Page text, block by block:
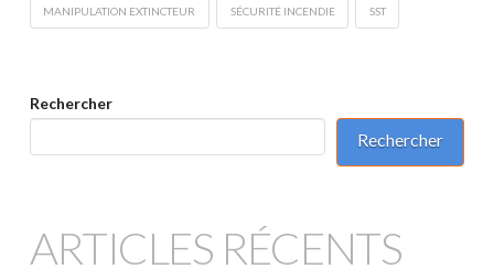
MANIPULATION EXTINCTEUR SÉCURITÉ INCENDIE SST
Rechercher
Rechercher
ARTICLES RÉCENTS